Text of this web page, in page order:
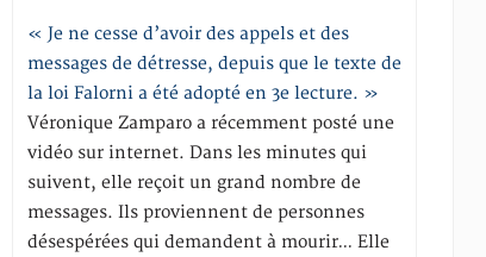
« Je ne cesse d’avoir des appels et des
messages de détresse, depuis que le texte de
la loi Falorni a été adopté en 3e lecture. »
Véronique Zamparo a récemment posté une
vidéo sur internet. Dans les minutes qui
suivent, elle reçoit un grand nombre de
messages. Ils proviennent de personnes
désespérées qui demandent à mourir… Elle